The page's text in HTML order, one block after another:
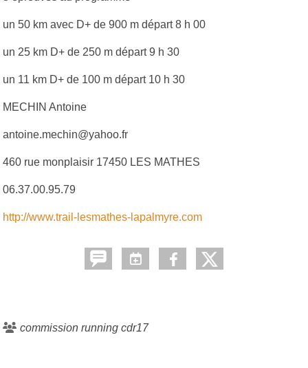
un 50 km avec D+ de 900 m départ 8 h 00
un 25 km D+ de 250 m départ 9 h 30
un 11 km D+ de 100 m départ 10 h 30
MECHIN Antoine
antoine.mechin@yahoo.fr
460 rue monplaisir 17450 LES MATHES
06.37.00.95.79
http://www.trail-lesmathes-lapalmyre.com
commission running cdr17